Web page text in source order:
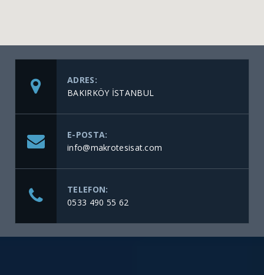
ADRES:
BAKIRKÖY İSTANBUL
E-POSTA:
info@makrotesisat.com
TELEFON:
0533 490 55 62